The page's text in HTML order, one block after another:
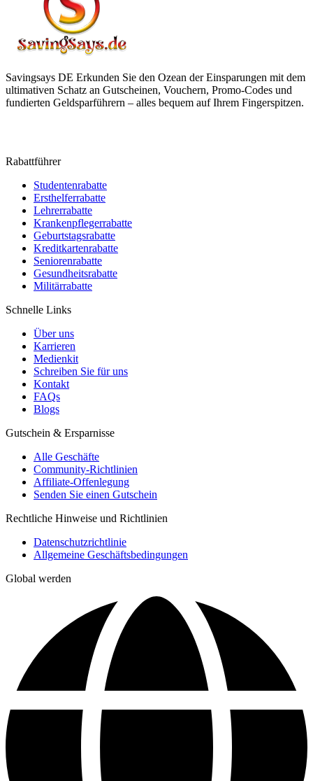
Savingsays DE Erkunden Sie den Ozean der Einsparungen mit dem
ultimativen Schatz an Gutscheinen, Vouchern, Promo-Codes und
fundierten Geldsparführern – alles bequem auf Ihrem Fingerspitzen.
Rabattführer
Studentenrabatte
Ersthelferrabatte
Lehrerrabatte
Krankenpflegerrabatte
Geburtstagsrabatte
Kreditkartenrabatte
Seniorenrabatte
Gesundheitsrabatte
Militärrabatte
Schnelle Links
Über uns
Karrieren
Medienkit
Schreiben Sie für uns
Kontakt
FAQs
Blogs
Gutschein & Ersparnisse
Alle Geschäfte
Community-Richtlinien
Affiliate-Offenlegung
Senden Sie einen Gutschein
Rechtliche Hinweise und Richtlinien
Datenschutzrichtlinie
Allgemeine Geschäftsbedingungen
Global werden